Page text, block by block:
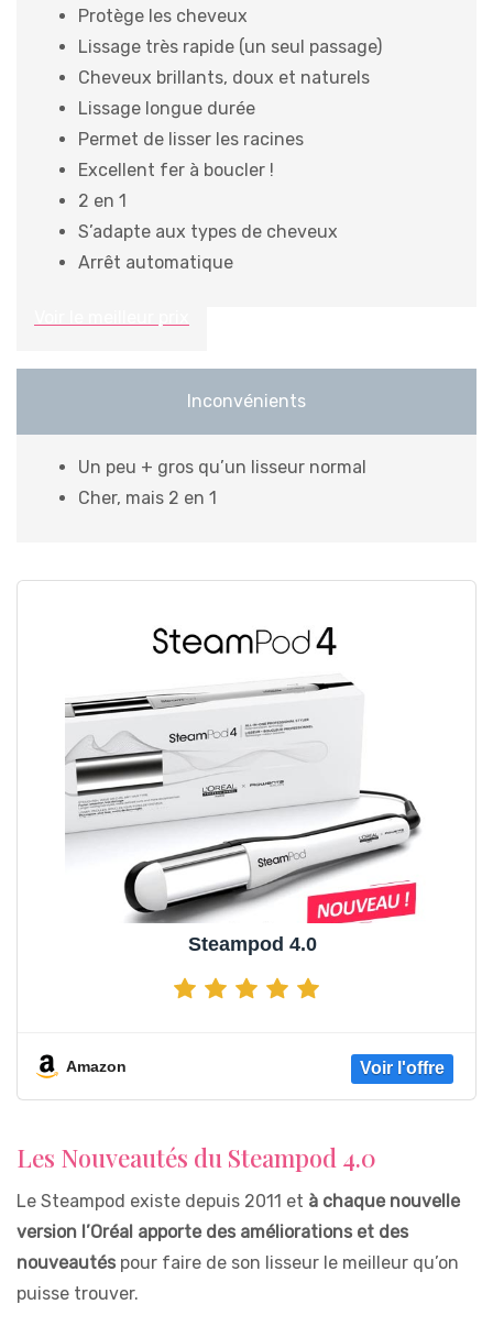
Protège les cheveux
Lissage très rapide (un seul passage)
Cheveux brillants, doux et naturels
Lissage longue durée
Permet de lisser les racines
Excellent fer à boucler !
2 en 1
S’adapte aux types de cheveux
Arrêt automatique
Inconvénients
Un peu + gros qu’un lisseur normal
Cher, mais 2 en 1
Steampod 4.0
Amazon
Les Nouveautés du Steampod 4.0
Le Steampod existe depuis 2011 et à chaque nouvelle
version l’Oréal apporte des améliorations et des
nouveautés pour faire de son lisseur le meilleur qu’on
puisse trouver.